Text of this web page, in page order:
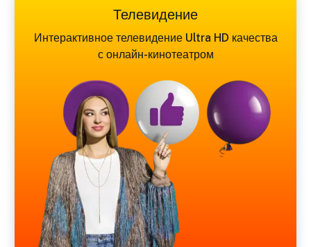
Телевидение
Интерактивное телевидение Ultra HD качества
с онлайн-кинотеатром